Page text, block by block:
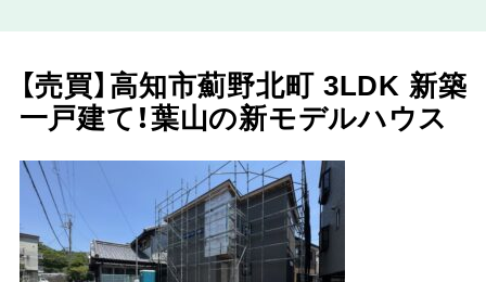
【売買】高知市薊野北町 3LDK 新築
一戸建て！葉山の新モデルハウス